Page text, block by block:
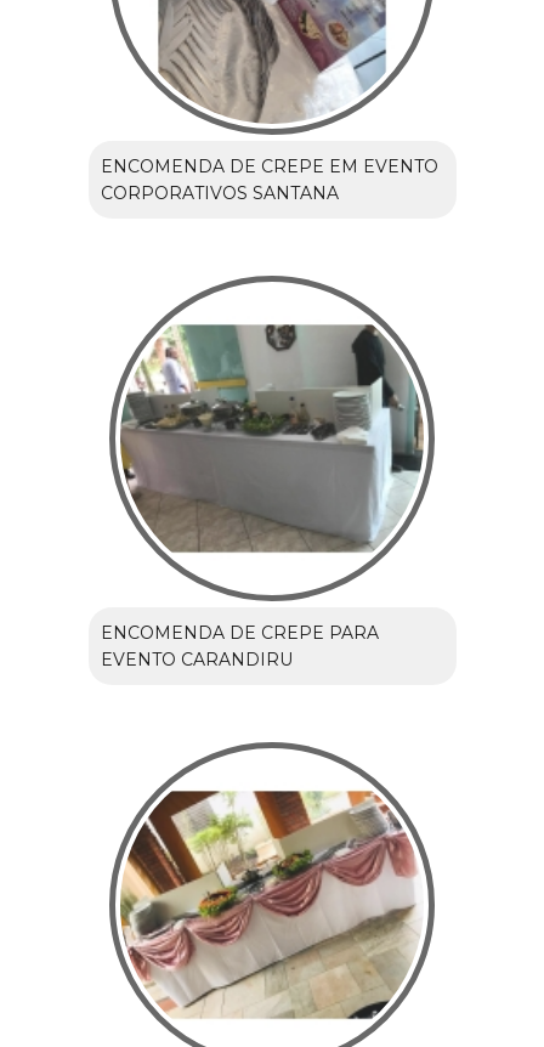
ENCOMENDA DE CREPE EM EVENTO
CORPORATIVOS SANTANA
ENCOMENDA DE CREPE PARA
EVENTO CARANDIRU